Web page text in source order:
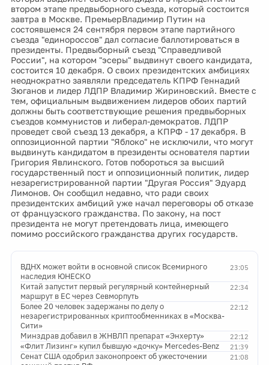
втором этапе предвыборного съезда, который состоится
завтра в Москве. ПремьерВладимир Путин на
состоявшемся 24 сентября первом этапе партийного
съезда "единороссов" дал согласие баллотироваться в
президенты. Предвыборный съезд "Справедливой
России", на котором "эсеры" выдвинут своего кандидата,
состоится 10 декабря. О своих президентских амбициях
неоднократно заявляли председатель КПРФ Геннадий
Зюганов и лидер ЛДПР Владимир Жириновский. Вместе с
тем, официальным выдвижением лидеров обоих партий
должны быть соответствующие решения предвыборных
съездов коммунистов и либерал-демократов. ЛДПР
проведет свой съезд 13 декабря, а КПРФ - 17 декабря. В
оппозиционной партии "Яблоко" не исключили, что могут
выдвинуть кандидатом в президенты основателя партии
Григория Явлинского. Готов побороться за высший
государственный пост и оппозиционный политик, лидер
незарегистрированной партии "Другая Россия" Эдуард
Лимонов. Он сообщил недавно, что ради своих
президентских амбиций уже начал переговоры об отказе
от французского гражданства. По закону, на пост
президента не могут претендовать лица, имеющего
помимо российского гражданства других государств.
23:05
ВДНХ может войти в основной список Всемирного
наследия ЮНЕСКО
22:34
Китай запустит первый регулярный контейнерный
маршрут в ЕС через Севморпуть
22:12
Более 20 человек задержаны по делу о
незарегистрированных криптообменниках в «Москва-
Сити»
22:12
Минздрав добавил в ЖНВЛП препарат «Энхерту»
21:39
«Флит Лизинг» купил бывшую «дочку» Mercedes-Benz
21:08
Сенат США одобрил законопроект об ужесточении